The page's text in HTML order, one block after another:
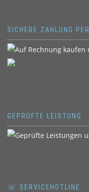
SICHERE ZAHLUNG PER
GEPRÜFTE LEISTUNG
☏ SERVICEHOTLINE